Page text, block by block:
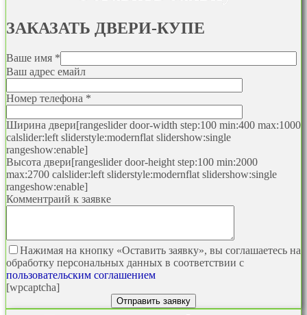
ЗАКАЗАТЬ ДВЕРИ-КУПЕ
Ваше имя *
Ваш адрес емайл
Номер телефона *
Ширина двери[rangeslider door-width step:100 min:400 max:1000
calslider:left sliderstyle:modernflat slidershow:single
rangeshow:enable]
Высота двери[rangeslider door-height step:100 min:2000
max:2700 calslider:left sliderstyle:modernflat slidershow:single
rangeshow:enable]
Комментраий к заявке
Нажимая на кнопку «Оставить заявку», вы соглашаетесь на
обработку персональных данных в соответствии с
пользовательским соглашением
[wpcaptcha]